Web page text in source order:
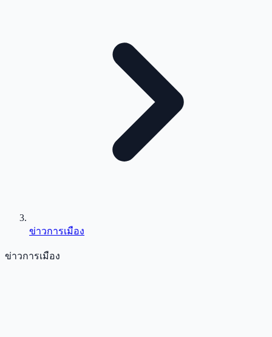
ข่าวการเมือง
ข่าวการเมือง